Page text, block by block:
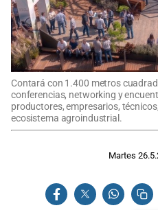
Contará con 1.400 metros
conferencias, networking y
productores, empresarios,
ecosistema agroindustrial.
Martes